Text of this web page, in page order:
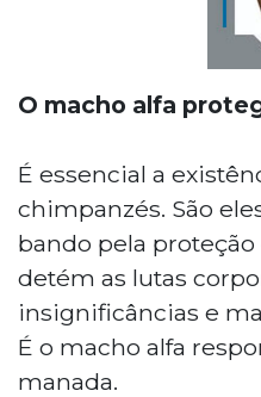
O macho alfa
É essencial a
chimpanzés. São
bando pela
detém as lutas
insignificâncias e
É o macho alfa
manada.